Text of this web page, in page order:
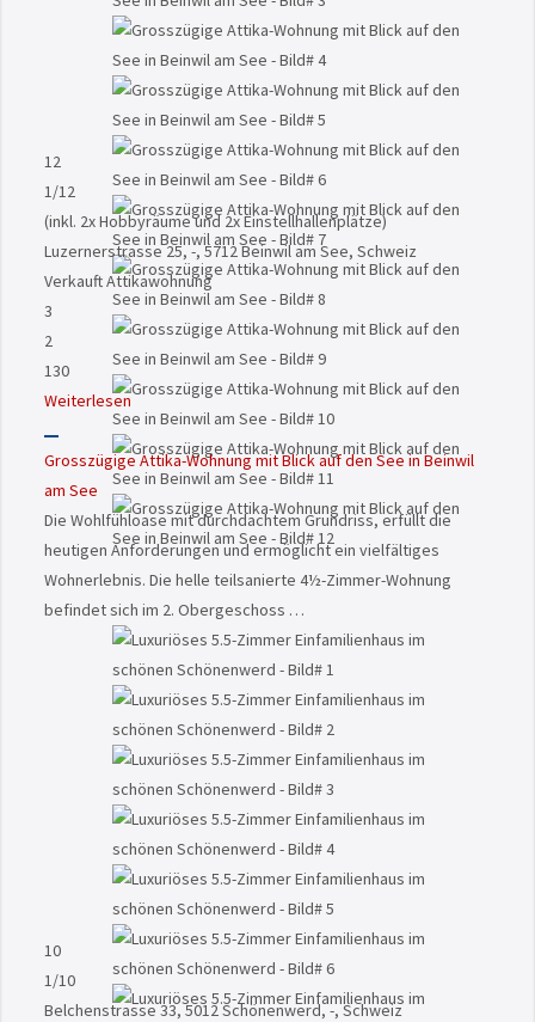
12
1/12
(inkl. 2x Hobbyräume und 2x Einstellhallenplätze)
Luzernerstrasse 25, -, 5712 Beinwil am See, Schweiz
VerkauftAttikawohnung
3
2
130
Weiterlesen
Grosszügige Attika-Wohnung mit Blick auf den See in Beinwil
am See
Die Wohlfühloase mit durchdachtem Grundriss, erfüllt die
heutigen Anforderungen und ermöglicht ein vielfältiges
Wohnerlebnis. Die helle teilsanierte 4½-Zimmer-Wohnung
befindet sich im 2. Obergeschoss …
10
1/10
Belchenstrasse 33, 5012 Schönenwerd, -, Schweiz